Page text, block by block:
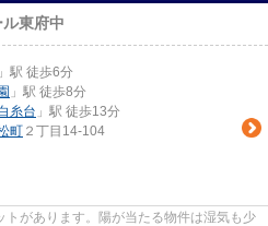
東府中
」駅 徒歩6分
」駅 徒歩8分
糸台 」駅 徒歩13分
町 ２丁目14-104
があります。陽が当たる物件は湿気も少